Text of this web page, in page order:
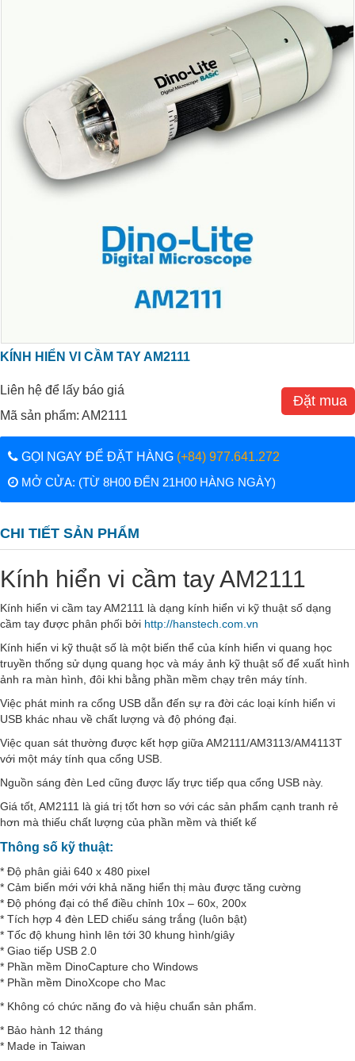
KÍNH HIỂN VI CẦM TAY AM2111
Liên hệ để lấy báo giá
Mã sản phẩm: AM2111
Đặt mua
GỌI NGAY ĐỂ ĐẶT HÀNG (+84) 977.641.272
MỞ CỬA: (TỪ 8H00 ĐẾN 21H00 HÀNG NGÀY)
CHI TIẾT SẢN PHẨM
Kính hiển vi cầm tay AM2111
Kính hiển vi cầm tay AM2111 là dạng kính hiển vi kỹ thuật số dạng
cầm tay được phân phối bởi http://hanstech.com.vn
Kính hiển vi kỹ thuật số là một biến thể của kính hiển vi quang học
truyền thống sử dụng quang học và máy ảnh kỹ thuật số để xuất hình
ảnh ra màn hình, đôi khi bằng phần mềm chạy trên máy tính.
Việc phát minh ra cổng USB dẫn đến sự ra đời các loại kính hiển vi
USB khác nhau về chất lượng và độ phóng đại.
Việc quan sát thường được kết hợp giữa AM2111/AM3113/AM4113T
với một máy tính qua cổng USB.
Nguồn sáng đèn Led cũng được lấy trực tiếp qua cổng USB này.
Giá tốt, AM2111 là giá trị tốt hơn so với các sản phẩm cạnh tranh rẻ
hơn mà thiếu chất lượng của phần mềm và thiết kế
Thông số kỹ thuật:
* Độ phân giải 640 x 480 pixel
* Cảm biến mới với khả năng hiển thị màu được tăng cường
* Độ phóng đại có thể điều chỉnh 10x – 60x, 200x
* Tích hợp 4 đèn LED chiếu sáng trắng (luôn bật)
* Tốc độ khung hình lên tới 30 khung hình/giây
* Giao tiếp USB 2.0
* Phần mềm DinoCapture cho Windows
* Phần mềm DinoXcope cho Mac
* Không có chức năng đo và hiệu chuẩn sản phẩm.
* Bảo hành 12 tháng
* Made in Taiwan